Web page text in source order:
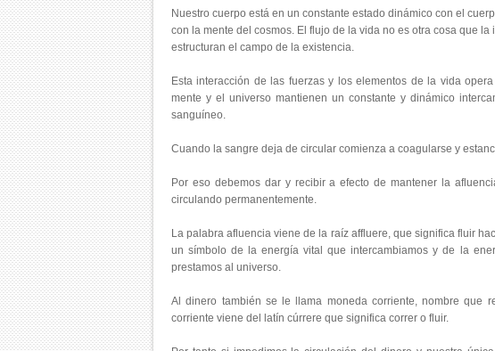
Nuestro cuerpo está en un constante estado dinámico con el
con la mente del cosmos. El flujo de la vida no es otra cosa que
estructuran el campo de la existencia.
Esta interacción de las fuerzas y los elementos de la vida
mente y el universo mantienen un constante y dinámico
sanguíneo.
Cuando la sangre deja de circular comienza a coagularse y
Por eso debemos dar y recibir a efecto de mantener la
circulando permanentemente.
La palabra afluencia viene de la raíz affluere, que significa fluir
un símbolo de la energía vital que intercambiamos y de la
prestamos al universo.
Al dinero también se le llama moneda corriente, nombre que
corriente viene del latín cúrrere que significa correr o fluir.